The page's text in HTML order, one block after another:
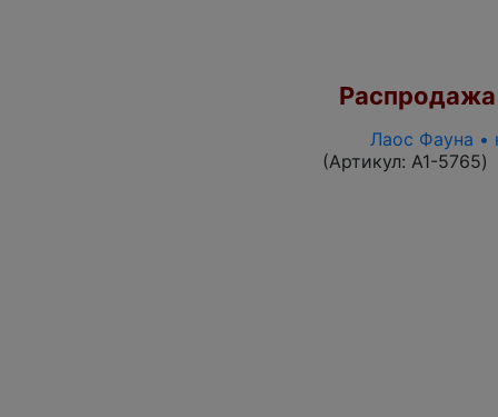
Распродажа
Лаос Фауна •
(Артикул: A1-5765)